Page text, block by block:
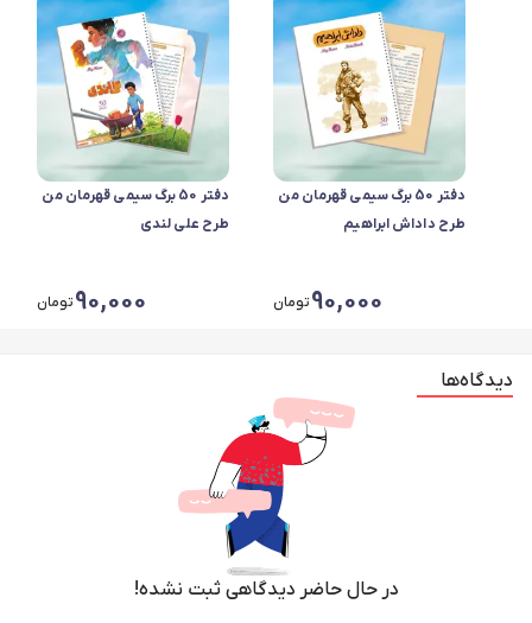
دفتر 50 برگ سیمی قهرمان من
طرح داداش ابراهیم
90,000تومان
دفتر 50 برگ سیمی قهرمان من
طرح علی لندی
90,000تومان
دیدگاه‌ها
در حال حاضر دیدگاهی ثبت نشده!